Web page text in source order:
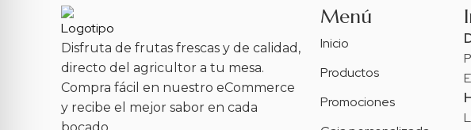
Disfruta de frutas frescas y de calidad,
directo del agricultor a tu mesa.
Compra fácil en nuestro eCommerce
y recibe el mejor sabor en cada
Menú
Inicio
Productos
Promociones